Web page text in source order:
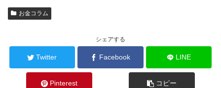
お金コラム
シェアする
Twitter Facebook LINE
Pinterest コピー